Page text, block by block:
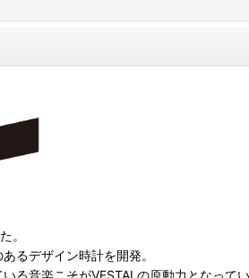
。
るデザイン時計を開発。
る音楽こそがVESTALの原動力となって